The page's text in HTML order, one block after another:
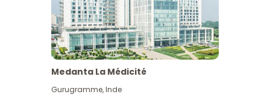
Medanta La Médicité
Gurugramme,Inde